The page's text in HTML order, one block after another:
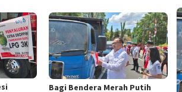
Bagi Bendera Merah Putih